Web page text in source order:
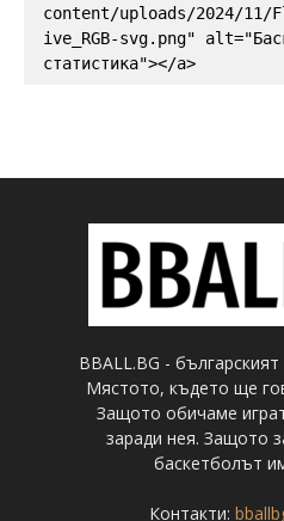
content/uploads/2024/11/
ive_RGB-svg.png"
статистика"></a>
BBALL.BG -
Мястото, където ще
Защото обичаме
заради нея. Защото
баскетболът
Контакти: